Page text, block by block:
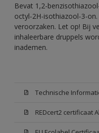
Bevat 1,2-
octyl-2H-isothiazool-3-
veroorzaken. Let op! Bij
inhaleerbare druppels
inademen.
REDcert2 certificaat